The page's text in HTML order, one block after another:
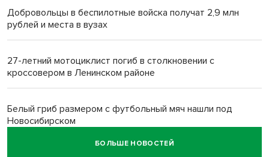
Добровольцы в беспилотные войска получат 2,9 млн
рублей и места в вузах
27-летний мотоциклист погиб в столкновении с
кроссовером в Ленинском районе
Белый гриб размером с футбольный мяч нашли под
Новосибирском
БОЛЬШЕ НОВОСТЕЙ